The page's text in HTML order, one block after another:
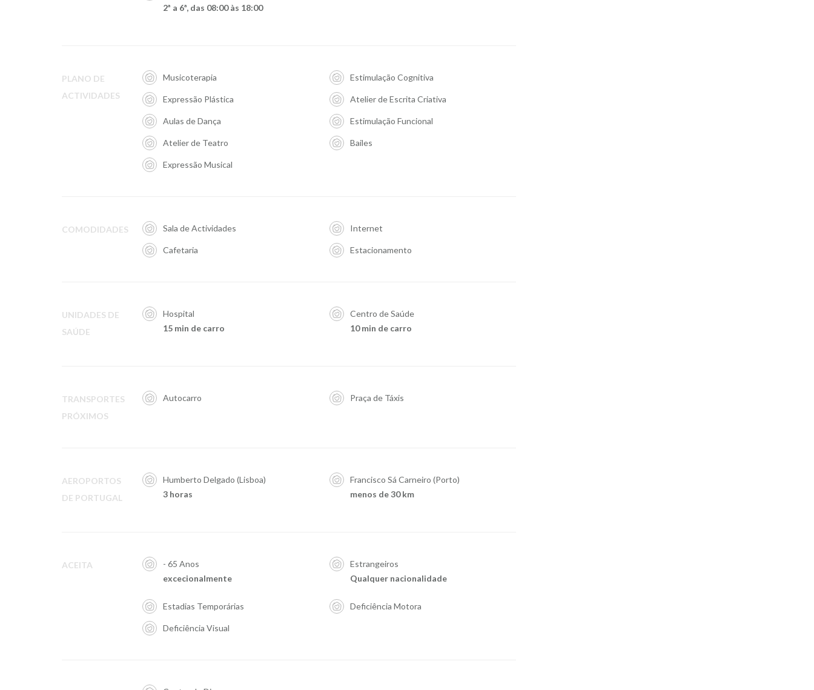
2ª a 6ª, das 08:00 às 18:00
PLANO DE
ACTIVIDADES
Musicoterapia Estimulação Cognitiva
Expressão Plástica Atelier de Escrita Criativa
Aulas de Dança Estimulação Funcional
Atelier de Teatro Bailes
Expressão Musical
COMODIDADES Sala de Actividades Internet
Cafetaria Estacionamento
UNIDADES DE
SAÚDE
Hospital
15 min de carro
Centro de Saúde
10 min de carro
TRANSPORTES
PRÓXIMOS
Autocarro Praça de Táxis
AEROPORTOS
DE PORTUGAL
Humberto Delgado (Lisboa)
3 horas
Francisco Sá Carneiro (Porto)
menos de 30 km
ACEITA
- 65 Anos
excecionalmente
Estrangeiros
Qualquer nacionalidade
Estadias Temporárias Deficiência Motora
Deficiência Visual